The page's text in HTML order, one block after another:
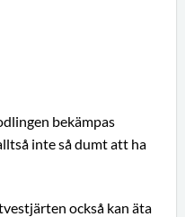
bekämpas
inte så dumt att ha
också kan äta